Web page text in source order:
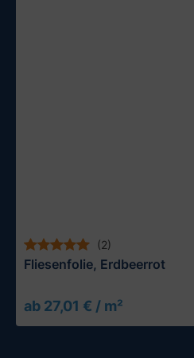
(2)
Fliesenfolie, Erdbeerrot
ab 27,01 € / m²Muster testen